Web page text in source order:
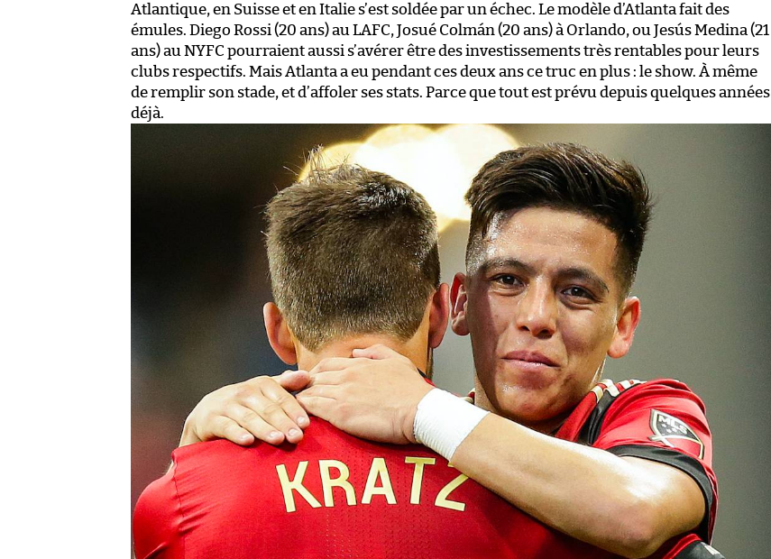
Atlantique, en Suisse et en Italie s’est soldée par un échec. Le modèle d’Atlanta fait des
émules. Diego Rossi (20 ans) au LAFC, Josué Colmán (20 ans) à Orlando, ou Jesús Medina (21
ans) au NYFC pourraient aussi s’avérer être des investissements très rentables pour leurs
clubs respectifs. Mais Atlanta a eu pendant ces deux ans ce truc en plus : le show. À même
de remplir son stade, et d’affoler ses stats. Parce que tout est prévu depuis quelques années
déjà.